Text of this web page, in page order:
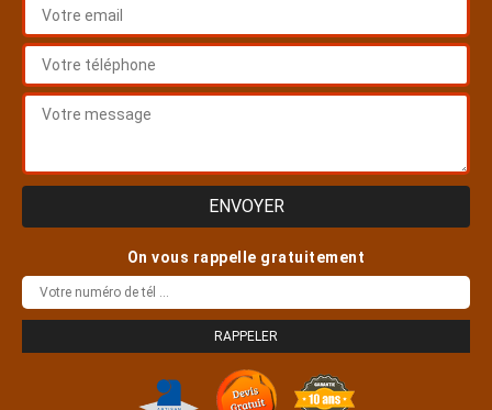
On vous rappelle gratuitement